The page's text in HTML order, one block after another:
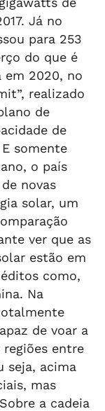
Já no
para 253
do que é
em 2020, no
realizado
de
de
somente
o país
novas
solar, um
ver que as
estão em
como,
Na
de voar a
entre
seja, acima
mas
a cadeia